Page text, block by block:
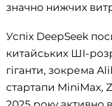
значно нижчих
Успіх DeepSeek
китайських ШІ-
гіганти, зокрема
стартапи MiniMax,